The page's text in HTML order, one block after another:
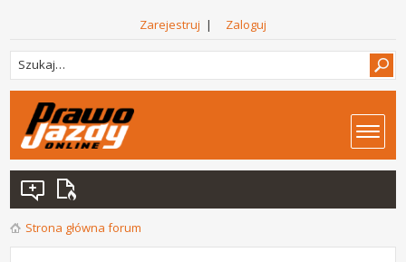
Zarejestruj | Zaloguj
Strona główna forum